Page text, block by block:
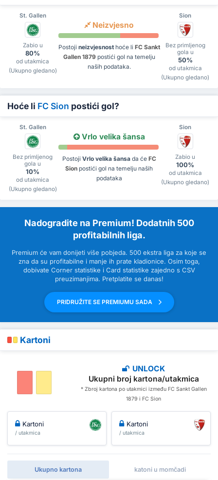
St. Gallen Sion
Zabio u
80%
od utakmica
(Ukupno gledano)
Neizvjesno
Postoji neizvjesnosthoće li FC Sankt
Gallen 1879postići gol na temelju
naših podataka.
Bez primljenog
gola u
50%
od utakmica
(Ukupno gledano)
Hoće li FC Sion postići gol?
St. Gallen Sion
Bez primljenog
gola u
10%
od utakmica
(Ukupno gledano)
Vrlo velika šansa
Postoji Vrlo velika šansada će FC
Sion postići gol na temelju naših
podataka
Zabio u
100%
od utakmica
(Ukupno gledano)
Nadogradite na Premium! Dodatnih 500
profitabilnih liga.
Premium će vam donijeti više pobjeda. 500 ekstra liga za koje se
zna da su profitabilne i manje ih prate kladionice. Osim toga,
dobivate Corner statistike i Card statistike zajedno s CSV
preuzimanjima. Pretplatite se danas!
PRIDRUŽITE SE PREMIUMU SADA
Kartoni
UNLOCK
Ukupni broj kartona/utakmica
* Zbroj kartona po utakmici između FC Sankt Gallen
1879 i FC Sion
Kartoni
/ utakmica
Kartoni
/ utakmica
Ukupno kartona katoni u momčadi